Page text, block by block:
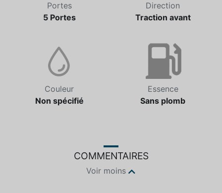
Portes
5 Portes
Direction
Traction avant
Couleur
Non spécifié
Essence
Sans plomb
COMMENTAIRES
Voir moins